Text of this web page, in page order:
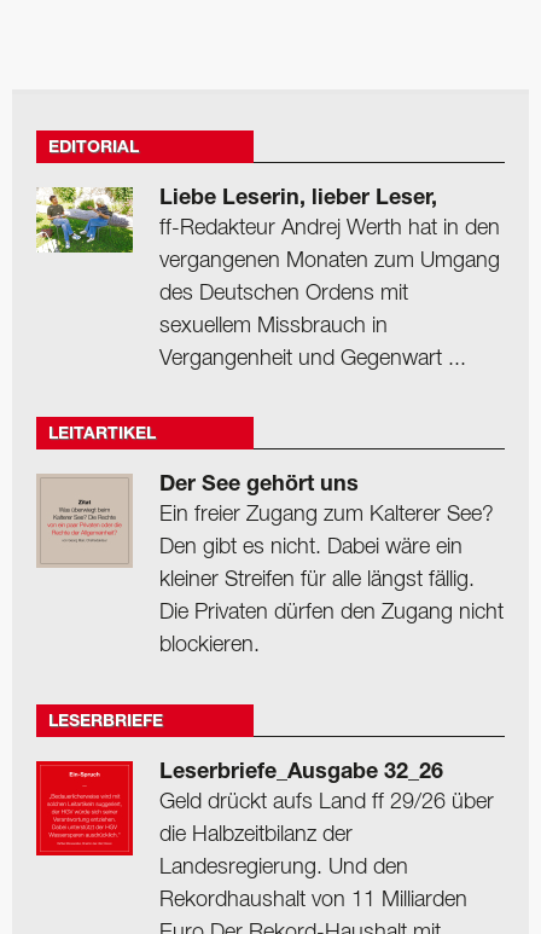
EDITORIAL
Liebe Leserin, lieber Leser,
ff-Redakteur Andrej Werth hat in den
vergangenen Monaten zum Umgang
des Deutschen Ordens mit
sexuellem Missbrauch in
Vergangenheit und Gegenwart ...
LEITARTIKEL
Der See gehört uns
Ein freier Zugang zum Kalterer See?
Den gibt es nicht. Dabei wäre ein
kleiner Streifen für alle längst fällig.
Die Privaten dürfen den Zugang nicht
blockieren.
LESERBRIEFE
Leserbriefe_Ausgabe 32_26
Geld drückt aufs Land ff 29/26 über
die Halbzeitbilanz der
Landesregierung. Und den
Rekordhaushalt von 11 Milliarden